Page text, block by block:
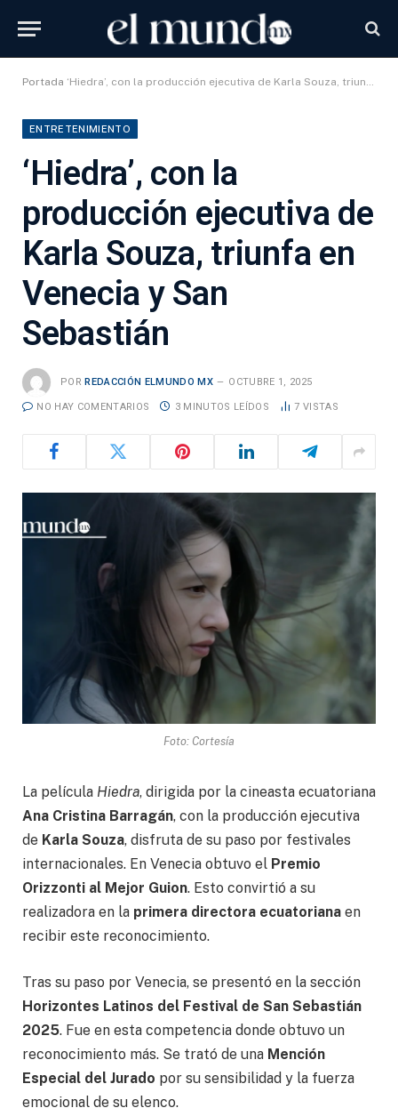
Portada ‘Hiedra’, con la producción ejecutiva de Karla Souza, triunfa en Venecia y San Sebastián
ENTRETENIMIENTO
‘Hiedra’, con la
producción ejecutiva de
Karla Souza, triunfa en
Venecia y San
Sebastián
POR REDACCIÓN ELMUNDO MX OCTUBRE 1, 2025
NO HAY COMENTARIOS 3 MINUTOS LEÍDOS 7 VISTAS
Foto: Cortesía
La película Hiedra, dirigida por la cineasta ecuatoriana
Ana Cristina Barragán, con la producción ejecutiva
de Karla Souza, disfruta de su paso por festivales
internacionales. En Venecia obtuvo el Premio
Orizzonti al Mejor Guion. Esto convirtió a su
realizadora en la primera directora ecuatoriana en
recibir este reconocimiento.
Tras su paso por Venecia, se presentó en la sección
Horizontes Latinos del Festival de San Sebastián
2025. Fue en esta competencia donde obtuvo un
reconocimiento más. Se trató de una Mención
Especial del Jurado por su sensibilidad y la fuerza
emocional de su elenco.